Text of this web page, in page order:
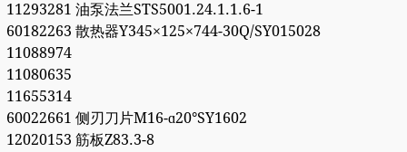
11293281 油泵法兰STS5001.24.1.1.6-1
60182263 散热器Y345×125×744-30Q/SY015028
11088974
11080635
11655314
60022661 侧刃刀片M16-ɑ20°SY1602
12020153 筋板Z83.3-8